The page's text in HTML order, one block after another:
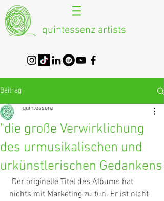
quintessenz artists
Beitrag
"die große Verwirklichung
des urmusikalischen und
urkünstlerischen Gedankens
quintessenz
"Der originelle Titel des Albums hat
nichts mit Marketing zu tun. Er ist nicht